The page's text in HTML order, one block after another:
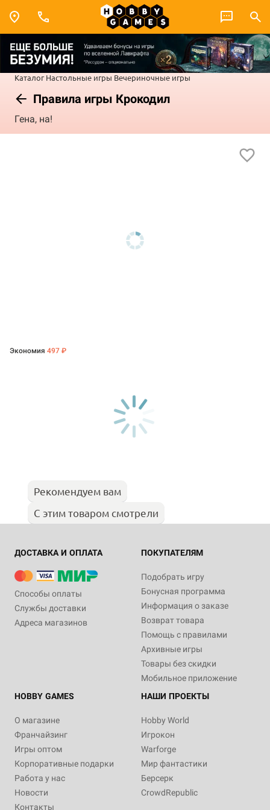
Каталог Настольные игры Вечериночные игры
Правила игры Крокодил
Гена, на!
Экономия 497 ₽
Рекомендуем вам
С этим товаром смотрели
ДОСТАВКА И ОПЛАТА
Способы оплаты
Службы доставки
Адреса магазинов
ПОКУПАТЕЛЯМ
Подобрать игру
Бонусная программа
Информация о заказе
Возврат товара
Помощь с правилами
Архивные игры
Товары без скидки
Мобильное приложение
HOBBY GAMES
О магазине
Франчайзинг
Игры оптом
Корпоративные подарки
Работа у нас
Новости
Контакты
НАШИ ПРОЕКТЫ
Hobby World
Игрокон
Warforge
Мир фантастики
Берсерк
CrowdRepublic